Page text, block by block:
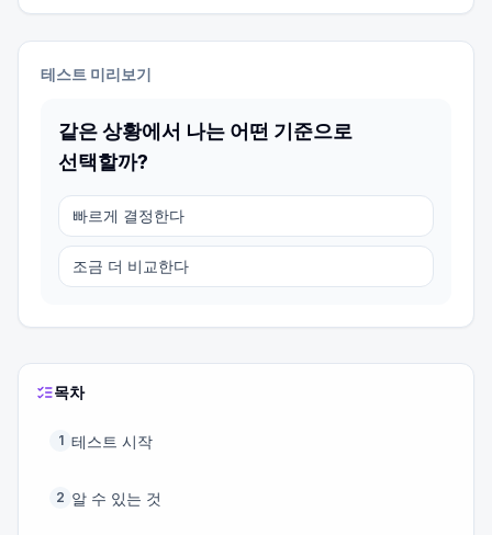
테스트 미리보기
같은 상황에서 나는 어떤 기준으로
선택할까?
빠르게 결정한다
조금 더 비교한다
목차
1 테스트 시작
2 알 수 있는 것